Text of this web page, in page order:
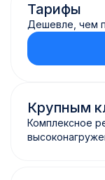
Тарифы
Дешевле, чем
Крупным
Комплексное